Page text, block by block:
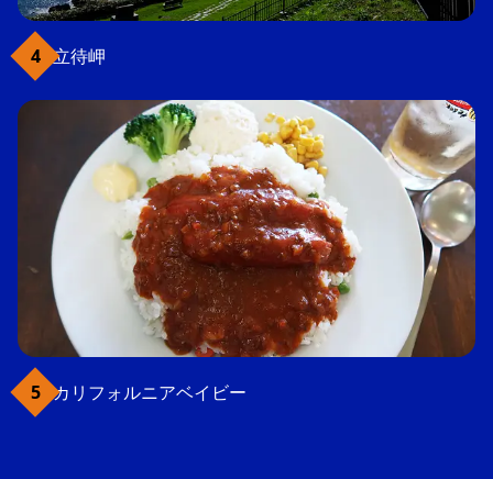
立待岬
カリフォルニアベイビー